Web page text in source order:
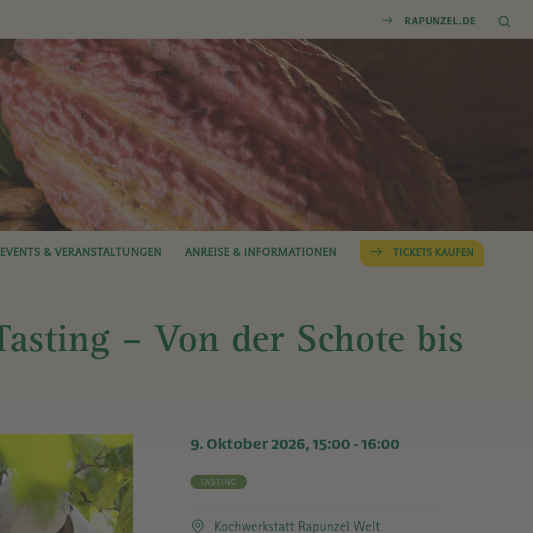
RAPUNZEL.DE Suche
EVENTS & VERANSTALTUNGEN
ALLE
VERANSTALTUNGEN
ANREISE & INFORMATIONEN
WELT
PREISE
&
TICKETS KAUFEN
– Von der Schote bis
9. Oktober 2026, 15:00 -16:00
TASTING
Kochwerkstatt Rapunzel Welt